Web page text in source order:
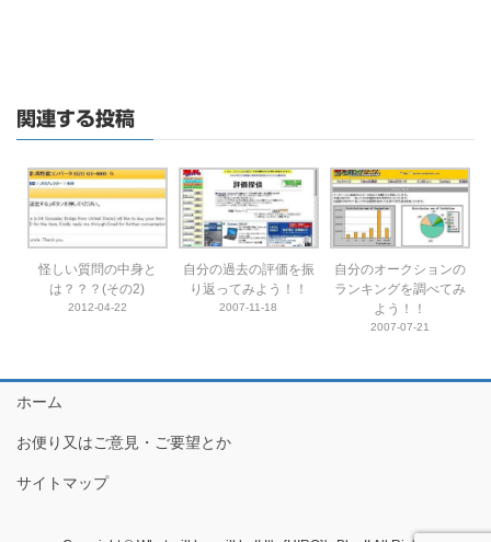
関連する投稿
怪しい質問の中身と
は？？？(その2)
2012-04-22
自分の過去の評価を振
り返ってみよう！！
2007-11-18
自分のオークションの
ランキングを調べてみ
よう！！
2007-07-21
ホーム
お便り又はご意見・ご要望とか
サイトマップ